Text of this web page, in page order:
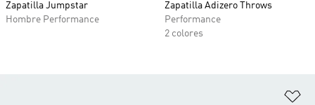
Zapatilla Jumpstar
Hombre Performance
Zapatilla Adizero Throws
Performance
2 colores